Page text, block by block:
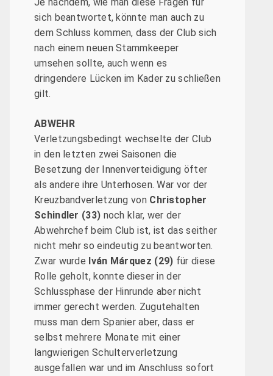
sich beantwortet, könnte man auch zu
dem Schluss kommen, dass der Club sich
nach einem neuen Stammkeeper
umsehen sollte, auch wenn es
dringendere Lücken im Kader zu schließen
gilt.
ABWEHR
Verletzungsbedingt wechselte der Club
in den letzten zwei Saisonen die
Besetzung der Innenverteidigung öfter
als andere ihre Unterhosen. War vor der
Kreuzbandverletzung von Christopher
Schindler (33) noch klar, wer der
Abwehrchef beim Club ist, ist das seither
nicht mehr so eindeutig zu beantworten.
Zwar wurde Iván Márquez (29) für diese
Rolle geholt, konnte dieser in der
Schlussphase der Hinrunde aber nicht
immer gerecht werden. Zugutehalten
muss man dem Spanier aber, dass er
selbst mehrere Monate mit einer
langwierigen Schulterverletzung
ausgefallen war und im Anschluss sofort